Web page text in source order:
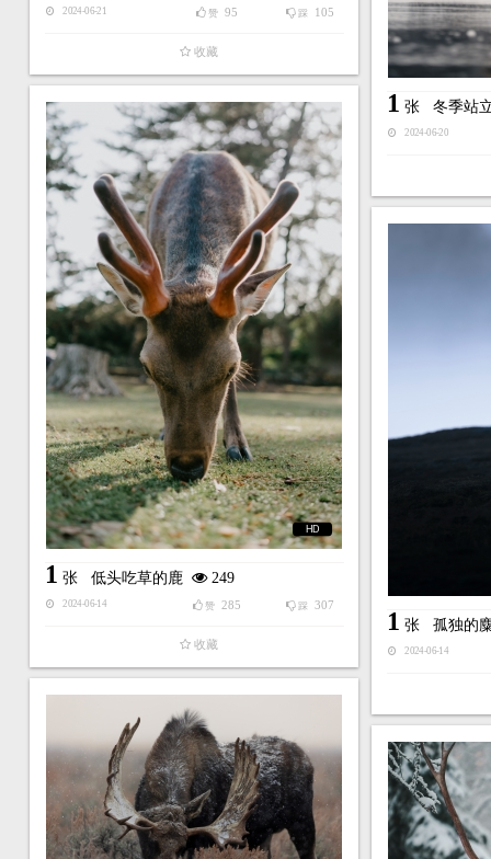
2024-06-21 踩 105
赞 95
收藏
1 张 冬季站
2024-06-20
HD
1 张 低头吃草的鹿 249
2024-06-14 踩 307
赞 285
收藏
1 张 孤独的
2024-06-14